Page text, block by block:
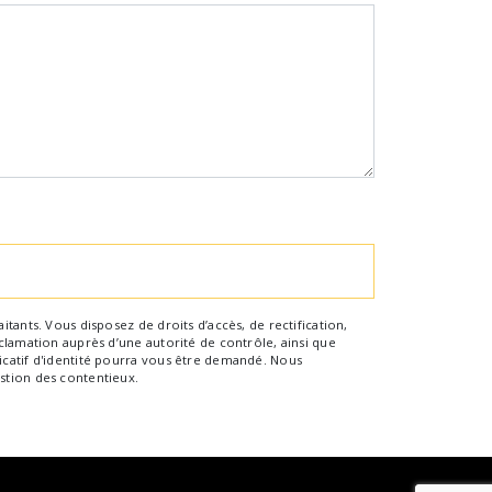
Vous disposez de droits d’accès, de rectification,
auprès d’une autorité de contrôle, ainsi que
d'identité pourra vous être demandé. Nous
des contentieux.